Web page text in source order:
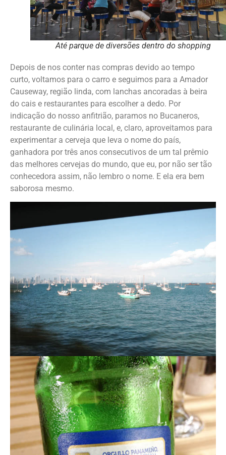
Até parque de diversões dentro do shopping
Depois de nos conter nas compras devido ao tempo
curto, voltamos para o carro e seguimos para a Amador
Causeway, região linda, com lanchas ancoradas à beira
do cais e restaurantes para escolher a dedo. Por
indicação do nosso anfitrião, paramos no Bucaneros,
restaurante de culinária local, e, claro, aproveitamos para
experimentar a cerveja que leva o nome do país,
ganhadora por três anos consecutivos de um tal prêmio
das melhores cervejas do mundo, que eu, por não ser tão
conhecedora assim, não lembro o nome. E ela era bem
saborosa mesmo.